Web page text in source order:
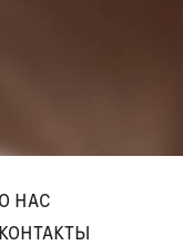
О НАС
КОНТАКТЫ